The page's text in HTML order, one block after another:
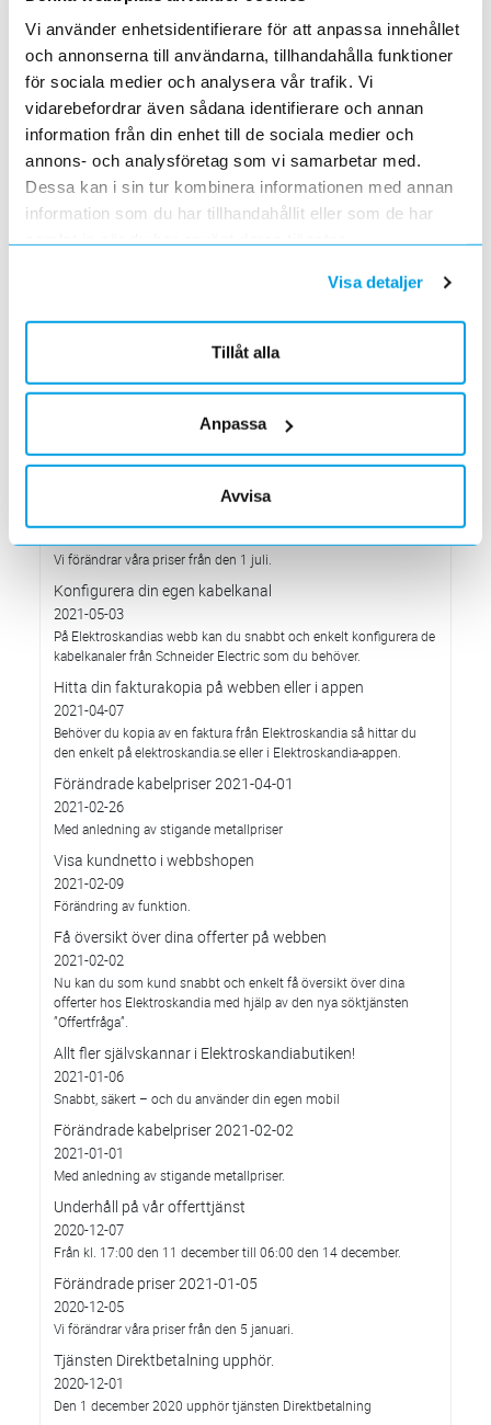
Vi använder enhetsidentifierare för att anpassa innehållet
och annonserna till användarna, tillhandahålla funktioner
för sociala medier och analysera vår trafik. Vi
vidarebefordrar även sådana identifierare och annan
information från din enhet till de sociala medier och
annons- och analysföretag som vi samarbetar med.
Dessa kan i sin tur kombinera informationen med annan
information som du har tillhandahållit eller som de har
samlat in när du har använt deras tjänster.
Visa detaljer
Tillåt alla
Anpassa
Avvisa
hållbarhetsarbete
2022-03-21
Det oberoende analysföretaget Ecovadis har tilldelat
Elektroskandia högsta möjliga betyg, Platina, för företagets
hållbarhetsarbete.
Med anledning av Rysslands invasion av Ukraina
2022-03-03
har Elektroskandia adresserat och tagit avstånd från alla
pågående affärsrelationer med Ryssland & Belarus.
Förändrade priser 2022-04-01
Med anledning av stigande komponent- och metallpriser.
Prisavisering per den 4:e januari 2022
Elektroskandia Sverige AB prisbilden och presenterar ny gällande
Förändrade priser 2021-10-01
2021-09-01
Vi förändrar våra priser från den 1 juli.
Konfigurera din egen kabelkanal
2021-05-03
På Elektroskandias webb kan du snabbt och enkelt konfigurera de
kabelkanaler från Schneider Electric som du behöver.
Hitta din fakturakopia på webben eller i appen
2021-04-07
Behöver du kopia av en faktura från Elektroskandia så hittar du
den enkelt på elektroskandia.se eller i Elektro­skandia-appen.
Förändrade kabelpriser 2021-04-01
2021-02-26
Med anledning av stigande metallpriser
Visa kundnetto i webbshopen
2021-02-09
Förändring av funktion.
Få översikt över dina offerter på webben
2021-02-02
Nu kan du som kund snabbt och enkelt få översikt över dina
offerter hos Elektroskandia med hjälp av den nya söktjänsten
”Offertfråga”.
Allt fler självskannar i Elektroskandiabutiken!
2021-01-06
Snabbt, säkert – och du använder din egen mobil
Förändrade kabelpriser 2021-02-02
2021-01-01
Med anledning av stigande metallpriser.
Underhåll på vår offerttjänst
2020-12-07
Från kl. 17:00 den 11 december till 06:00 den 14 december.
Förändrade priser 2021-01-05
2020-12-05
Vi förändrar våra priser från den 5 januari.
Tjänsten Direktbetalning upphör.
2020-12-01
Den 1 december 2020 upphör tjänsten Direktbetalning